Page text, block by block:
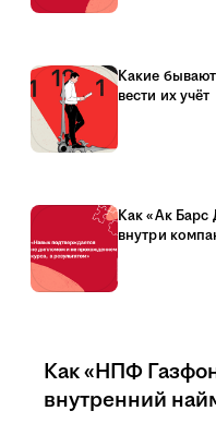
Какие
вести их учёт
Как «Ак Барс
внутри
Как «НПФ
внутренний